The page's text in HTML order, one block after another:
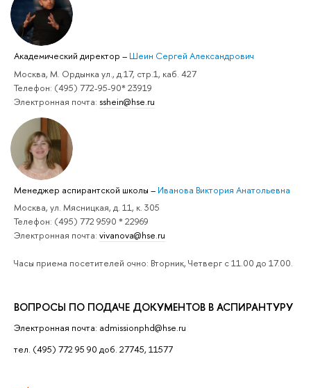
Академический директор – Шеин Сергей Александрович
Москва, М. Ордынка ул., д.17, стр.1, каб. 427
Телефон: (495) 772-95-90* 23919
Электронная почта: sshein@hse.ru
Менеджер аспирантской школы – Иванова Виктория Анатольевна
Москва, ул. Мясницкая, д. 11, к. 305
Телефон: (495) 772 9590 * 22969
Электронная почта: vivanova@hse.ru
Часы приема посетителей очно: Вторник, Четверг с 11.00 до 17.00.
ВОПРОСЫ ПО ПОДАЧЕ ДОКУМЕНТОВ В АСПИРАНТУРУ
Электронная почта: admissionphd@hse.ru
тел. (495) 772 95 90 доб. 27745, 11577